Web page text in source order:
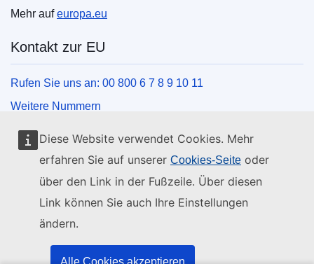
Diese Website verwendet Cookies. Mehr
erfahren Sie auf unserer Cookies-Seite oder
über den Link in der Fußzeile. Über diesen
Link können Sie auch Ihre Einstellungen
ändern.
Alle Cookies akzeptieren
Mehr aufeuropa.eu
Kontakt zur EU
Rufen Sie uns an: 00 800 6 7 8 9 10 11
Weitere Nummern
Schreiben Sie uns über unser Kontaktformular
Kommen Sie in einem der EU-Zentren vorbei
Social-Media-Kanäle der EU
Organe und Einrichtungen der EU